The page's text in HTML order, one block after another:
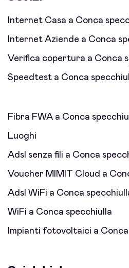
Internet Casa a Conca
Internet Aziende a Conca
Verifica copertura a Conca
Speedtest a Conca
Fibra FWA a Conca
Luoghi
Adsl senza fili a Conca
Voucher MIMIT Cloud a
Adsl WiFi a Conca
WiFi a Conca specchiulla
Impianti fotovoltaici a